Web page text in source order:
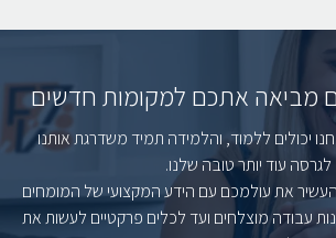
מביאה אתכם למקומות חדשים
יכולים ללמוד, והלמידה תמיד משדרגת אותנו
לגרסה עוד יותר טובה שלנו.
את עולמכם עם הידע המקצועי של המומחים
עבודה מוצלחים ועד לכלים פרקטיים לעשות את